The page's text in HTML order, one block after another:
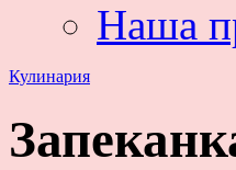
Наша
Кулинария